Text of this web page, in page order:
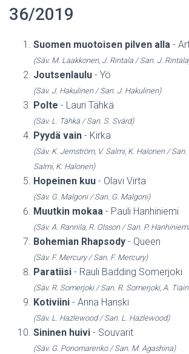
36/2019
Suomen muotoisen pilven alla -
(Säv. M. Laakkonen, J. Rintala / San. J.
Joutsenlaulu - Yö
(Säv. J. Hakulinen / San. J. Hakulinen)
Polte - Lauri Tähkä
(Säv. L. Tähkä / San. S. Svärd)
Pyydä vain - Kirka
(Säv. K. Jernström, V. Salmi, K. Halonen / San.
Salmi, K. Halonen)
Hopeinen kuu - Olavi Virta
(Säv. G. Malgoni / San. G. Malgoni)
Muutkin mokaa - Pauli Hanhiniemi
(Säv. A. Rannila, R. Olsson / San. P.
Bohemian Rhapsody - Queen
(Säv. F. Mercury / San. F. Mercury)
Paratiisi - Rauli Badding Somerjoki
(Säv. R. Somerjoki / San. R. Somerjoki, A.
Kotiviini - Anna Hanski
(Säv. L. Hazlewood / San. L. Hazlewood)
Sininen huivi - Souvarit
(Säv. G. Ponomarenko / San. M. Agashina)